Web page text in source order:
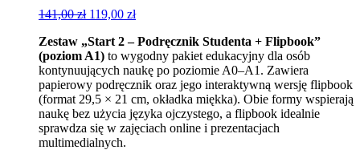
141,00zł Pierwotna
wynosiła:
141,00 zł.
119,00 złAktualna
wynosi:
119,00 zł.
Zestaw „Start 2 – Podręcznik Studenta + Flipbook”
(poziom A1) to wygodny pakiet edukacyjny dla osób
kontynuujących naukę po poziomie A0–A1. Zawiera
papierowy podręcznik oraz jego interaktywną wersję flipbook
(format 29,5 × 21 cm, okładka miękka). Obie formy wspierają
naukę bez użycia języka ojczystego, a flipbook idealnie
sprawdza się w zajęciach online i prezentacjach
multimedialnych.